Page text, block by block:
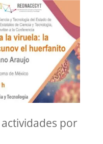
por